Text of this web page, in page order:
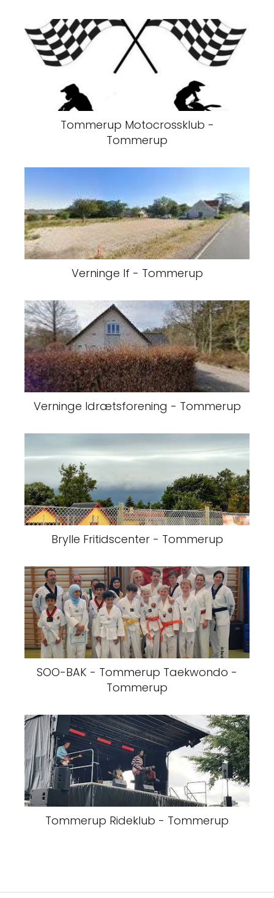
Tommerup Motocrossklub -
Tommerup
Verninge If - Tommerup
Verninge Idrætsforening - Tommerup
Brylle Fritidscenter - Tommerup
SOO-BAK - Tommerup Taekwondo -
Tommerup
Tommerup Rideklub - Tommerup